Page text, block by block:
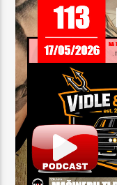
AKTUÁLNÍ POŘAD
SIESTA
12:00 14:00
64Kbps AAC